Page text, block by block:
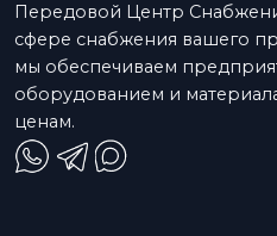
Передовой Центр
сфере снабжения вашего
мы обеспечиваем
оборудованием и
ценам.